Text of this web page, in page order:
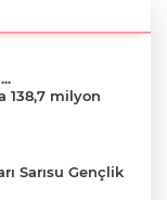
138,7 milyon
Sarısu Gençlik